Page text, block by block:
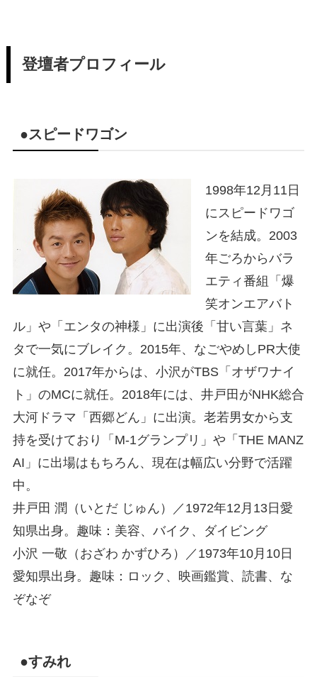
登壇者プロフィール
●スピードワゴン
1998年12月11日
にスピードワゴ
ンを結成。2003
年ごろからバラ
エティ番組「爆
笑オンエアバト
ル」や「エンタの神様」に出演後「甘い言葉」ネ
タで一気にブレイク。2015年、なごやめしPR大使
に就任。2017年からは、小沢がTBS「オザワナイ
ト」のMCに就任。2018年には、井戸田がNHK総合
大河ドラマ「西郷どん」に出演。老若男女から支
持を受けており「M-1グランプリ」や「THE MANZ
AI」に出場はもちろん、現在は幅広い分野で活躍
中。
井戸田 潤（いとだ じゅん）／1972年12月13日愛
知県出身。趣味：美容、バイク、ダイビング
小沢 一敬（おざわ かずひろ）／1973年10月10日
愛知県出身。趣味：ロック、映画鑑賞、読書、な
ぞなぞ
●すみれ